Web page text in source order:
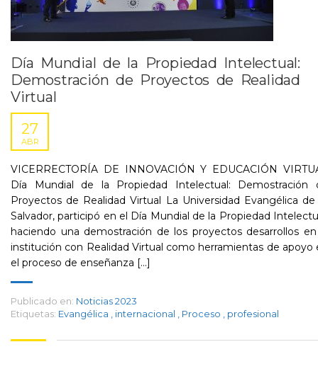
Día Mundial de la Propiedad Intelectual:
Demostración de Proyectos de Realidad
Virtual
27
ABR
VICERRECTORÍA DE INNOVACIÓN Y EDUCACIÓN
Día Mundial de la Propiedad Intelectual: Demostración
Proyectos de Realidad Virtual La Universidad Evangélica de
Salvador, participó en el Día Mundial de la Propiedad
haciendo una demostración de los proyectos desarrollos
institución con Realidad Virtual como herramientas de apoyo
el proceso de enseñanza [...]
Publicado en: Noticias 2023
Etiquetas: Evangélica internacional Proceso profesional